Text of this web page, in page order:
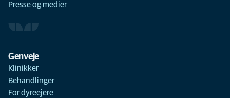
Presse og medier
Genveje
Klinikker
Behandlinger
For dyreejere